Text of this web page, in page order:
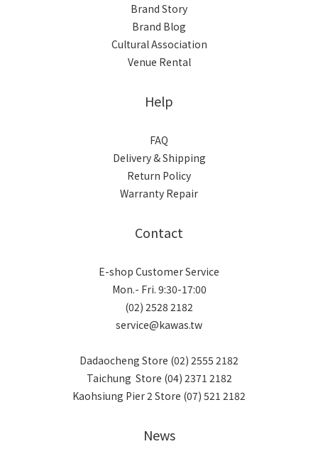
Brand Story
Brand Blog
Cultural Association
Venue Rental
Help
FAQ
Delivery & Shipping
Return Policy
Warranty Repair
Contact
E-shop Customer Service
Mon.- Fri. 9:30-17:00
(02) 2528 2182
service@kawas.tw
Dadaocheng Store (02) 2555 2182
Taichung Store (04) 2371 2182
Kaohsiung Pier 2 Store (07) 521 2182
News